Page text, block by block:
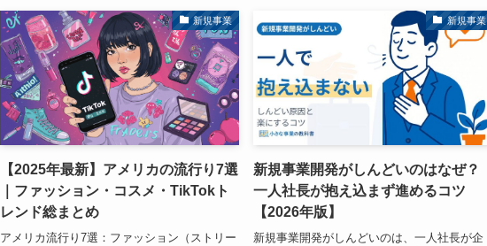
新規事業
【2025年最新】アメリカの流行り7選
｜ファッション・コスメ・TikTokト
レンド総まとめ
アメリカ流行り7選：ファッション（ストリー
新規事業
新規事業開発がしんどいのはなぜ？
一人社長が抱え込まず進めるコツ
【2026年版】
新規事業開発がしんどいのは、一人社長が企